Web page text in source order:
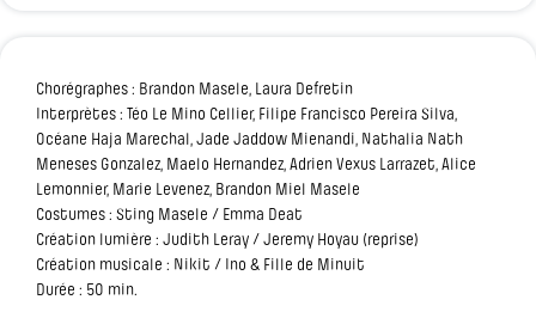
Chorégraphes : Brandon Masele, Laura Defretin
Interprètes : Téo Le Mino Cellier, Filipe Francisco Pereira Silva,
Océane Haja Marechal, Jade Jaddow Mienandi, Nathalia Nath
Meneses Gonzalez, Maelo Hernandez, Adrien Vexus Larrazet, Alice
Lemonnier, Marie Levenez, Brandon Miel Masele
Costumes : Sting Masele / Emma Deat
Création lumière : Judith Leray / Jeremy Hoyau (reprise)
Création musicale : Nikit / Ino & Fille de Minuit
Durée : 50 min.